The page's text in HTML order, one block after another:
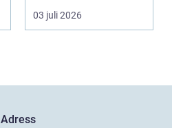
de ska, trygg strö...
03 juli 2026
Adress